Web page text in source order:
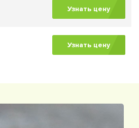
Узнать цену
Узнать цену